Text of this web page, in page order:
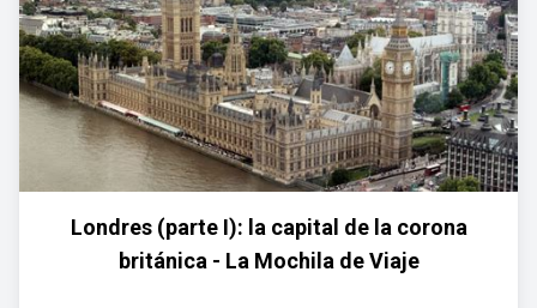
Londres (parte I): la capital de la corona
británica - La Mochila de Viaje